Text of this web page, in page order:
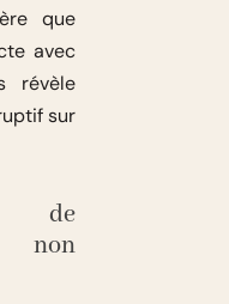
que
avec
révèle
sur
de
non